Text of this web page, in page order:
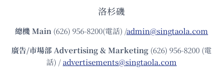
洛杉磯
總機Main (626) 956-8200(電話) /admin@singtaola.com
廣告/市場部Advertising & Marketing (626) 956-8200 (電
話) /advertisements@singtaola.com